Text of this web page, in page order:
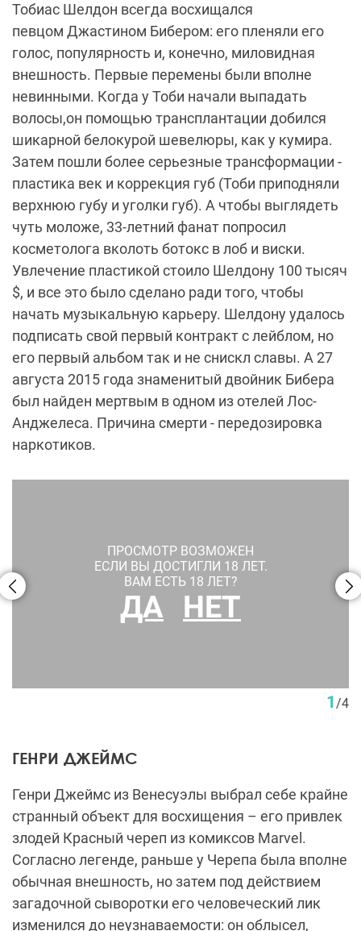
Тобиас Шелдон всегда восхищался
певцом Джастином Бибером: его пленяли его
голос, популярность и, конечно, миловидная
внешность. Первые перемены были вполне
невинными. Когда у Тоби начали выпадать
волосы,он помощью трансплантации добился
шикарной белокурой шевелюры, как у кумира.
Затем пошли более серьезные трансформации -
пластика век и коррекция губ (Тоби приподняли
верхнюю губу и уголки губ). А чтобы выглядеть
чуть моложе, 33-летний фанат попросил
косметолога вколоть ботокс в лоб и виски.
Увлечение пластикой стоило Шелдону 100 тысяч
$, и все это было сделано ради того, чтобы
начать музыкальную карьеру. Шелдону удалось
подписать свой первый контракт с лейблом, но
его первый альбом так и не снискл славы. А 27
августа 2015 года знаменитый двойник Бибера
был найден мертвым в одном из отелей Лос-
Анджелеса. Причина смерти - передозировка
наркотиков.
ПРОСМОТР ВОЗМОЖЕН
ЕСЛИ ВЫ ДОСТИГЛИ 18 ЛЕТ.
ВАМ ЕСТЬ 18 ЛЕТ?
ДА НЕТ
1 /4
ГЕНРИ ДЖЕЙМС
Генри Джеймс из Венесуэлы выбрал себе крайне
странный объект для восхищения – его привлек
злодей Красный череп из комиксов Marvel.
Согласно легенде, раньше у Черепа была вполне
обычная внешность, но затем под действием
загадочной сыворотки его человеческий лик
изменился до неузнаваемости: он облысел,